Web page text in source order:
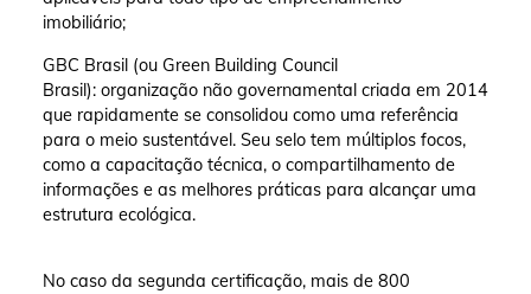
imobiliário;
GBC Brasil (ou Green Building Council
Brasil): organização não governamental criada em 2014
que rapidamente se consolidou como uma referência
para o meio sustentável. Seu selo tem múltiplos focos,
como a capacitação técnica, o compartilhamento de
informações e as melhores práticas para alcançar uma
estrutura ecológica.
No caso da segunda certificação, mais de 800